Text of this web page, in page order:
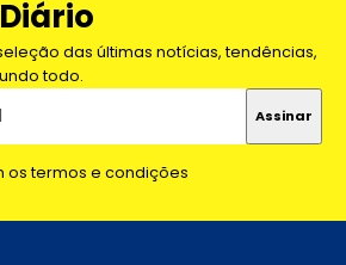
das últimas notícias, tendências,
todo.
os termos e condições